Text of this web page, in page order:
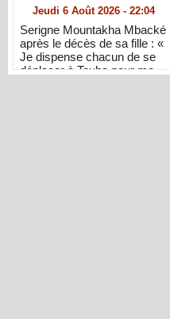
Jeudi 6 Août 2026 - 22:04
Serigne Mountakha Mbacké
après le décès de sa fille : «
Je dispense chacun de se
déplacer à Touba pour me